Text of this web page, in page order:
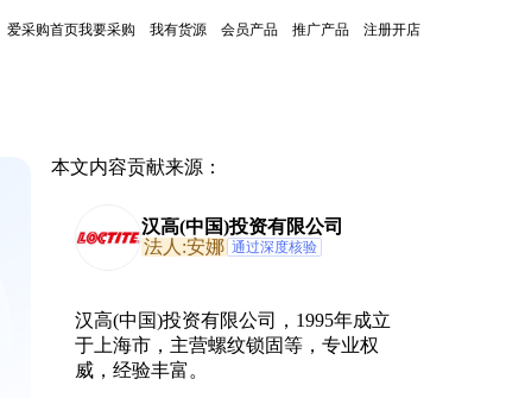
爱采购首页我要采购 我有货源 会员产品 推广产品 注册开店
本文内容贡献来源：
汉高(中国)投资有限公司
法人:安娜 通过深度核验
汉高(中国)投资有限公司，1995年成立
于上海市，主营螺纹锁固等，专业权
威，经验丰富。